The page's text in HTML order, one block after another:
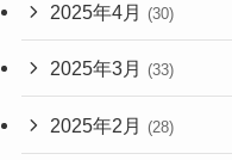
2025年4月 (30)
2025年3月 (33)
2025年2月 (28)